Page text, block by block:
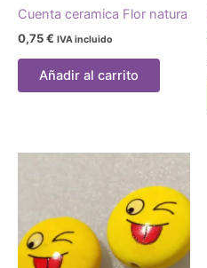
Cuenta ceramica Flor natura
0,75€ IVA incluido
Añadir al carrito